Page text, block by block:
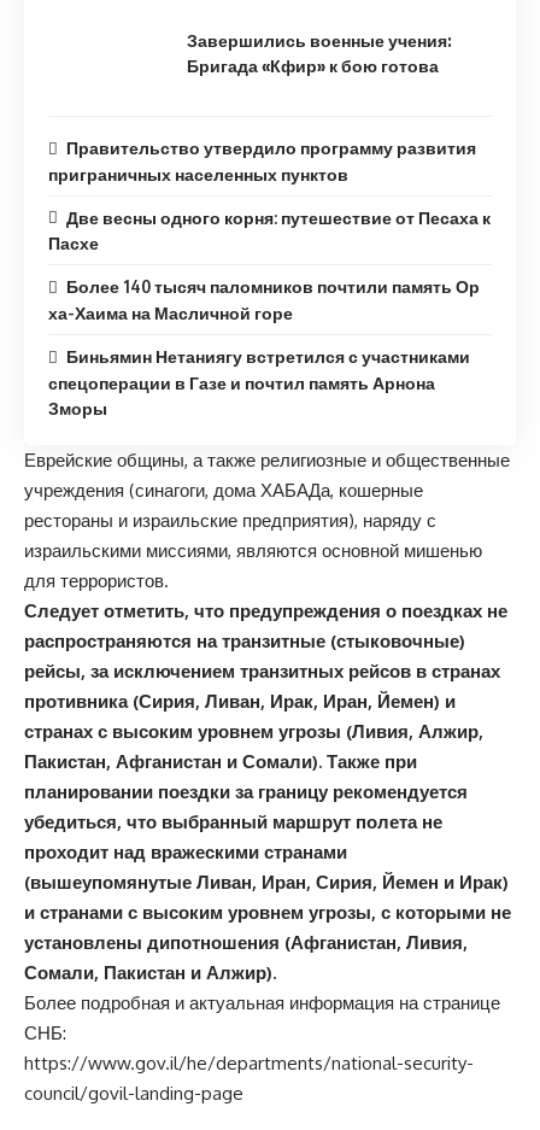
Завершились военные учения:
Бригада «Кфир» к бою готова
Правительство утвердило программу развития
приграничных населенных пунктов
Две весны одного корня: путешествие от Песаха к
Пасхе
Более 140 тысяч паломников почтили память Ор
ха-Хаима на Масличной горе
Биньямин Нетаниягу встретился с участниками
спецоперации в Газе и почтил память Арнона
Зморы
Еврейские общины, а также религиозные и общественные
учреждения (синагоги, дома ХАБАДа, кошерные
рестораны и израильские предприятия), наряду с
израильскими миссиями, являются основной мишенью
для террористов.
Следует отметить, что предупреждения о поездках не
распространяются на транзитные (стыковочные)
рейсы, за исключением транзитных рейсов в странах
противника (Сирия, Ливан, Ирак, Иран, Йемен) и
странах с высоким уровнем угрозы (Ливия, Алжир,
Пакистан, Афганистан и Сомали). Также при
планировании поездки за границу рекомендуется
убедиться, что выбранный маршрут полета не
проходит над вражескими странами
(вышеупомянутые Ливан, Иран, Сирия, Йемен и Ирак)
и странами с высоким уровнем угрозы, с которыми не
установлены дипотношения (Афганистан, Ливия,
Сомали, Пакистан и Алжир).
Более подробная и актуальная информация на странице
СНБ:
https://www.gov.il/he/departments/national-security-
council/govil-landing-page